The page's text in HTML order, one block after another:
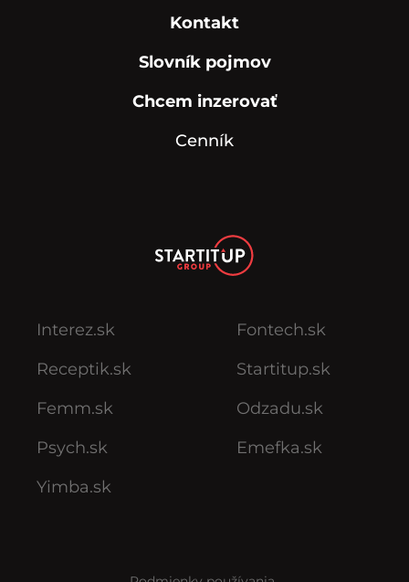
Kontakt
Slovník pojmov
Chcem inzerovať
Cenník
Interez.sk
Receptik.sk
Femm.sk
Psych.sk
Yimba.sk
Fontech.sk
Startitup.sk
Odzadu.sk
Emefka.sk